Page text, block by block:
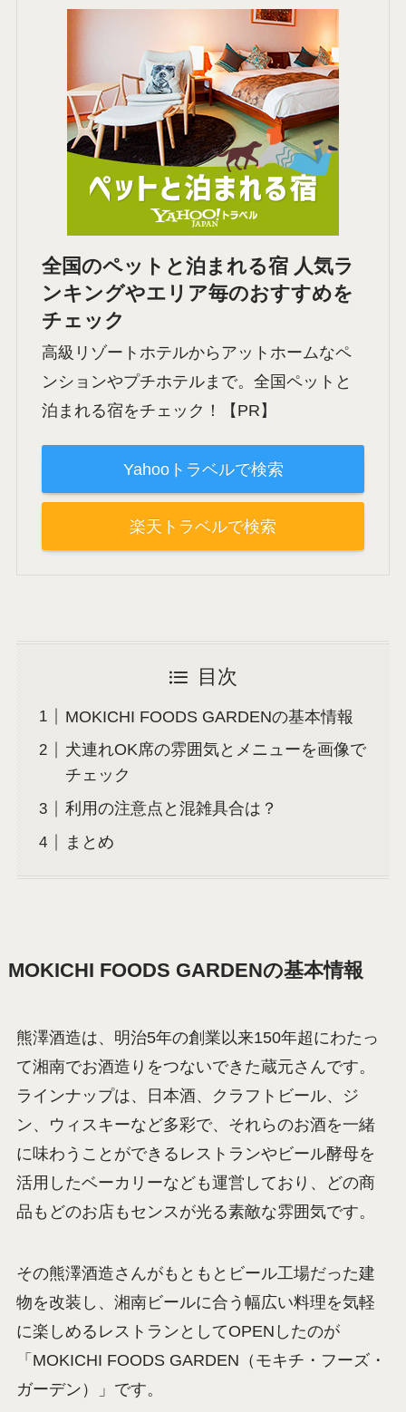
全国のペットと泊まれる宿 人気ラ
ンキングやエリア毎のおすすめを
チェック
高級リゾートホテルからアットホームなペ
ンションやプチホテルまで。全国ペットと
泊まれる宿をチェック！【PR】
Yahooトラベルで検索
楽天トラベルで検索
目次
MOKICHI FOODS GARDENの基本情報
犬連れOK席の雰囲気とメニューを画像で
チェック
利用の注意点と混雑具合は？
まとめ
MOKICHI FOODS GARDENの基本情報
熊澤酒造は、明治5年の創業以来150年超にわたっ
て湘南でお酒造りをつないできた蔵元さんです。
ラインナップは、日本酒、クラフトビール、ジ
ン、ウィスキーなど多彩で、それらのお酒を一緒
に味わうことができるレストランやビール酵母を
活用したベーカリーなども運営しており、どの商
品もどのお店もセンスが光る素敵な雰囲気です。
その熊澤酒造さんがもともとビール工場だった建
物を改装し、湘南ビールに合う幅広い料理を気軽
に楽しめるレストランとしてOPENしたのが
「MOKICHI FOODS GARDEN（モキチ・フーズ・
ガーデン）」です。